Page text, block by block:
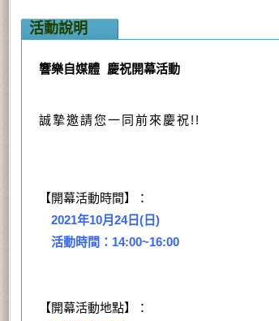
活動說明
響樂自媒體 慶祝開幕活動
誠摯邀請您一同前來慶祝!!
【開幕活動時間】：
2021年10月24日(日)
活動時間：14:00~16:00
【開幕活動地點】：